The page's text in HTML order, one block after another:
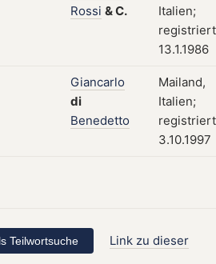
Rossi &C.
Italien;
13.1.1986
Giancarlo
di
Benedetto
Mailand,
Italien;
3.10.1997
Link zu dieser